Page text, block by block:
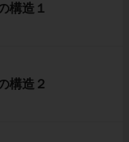
構造１
構造２